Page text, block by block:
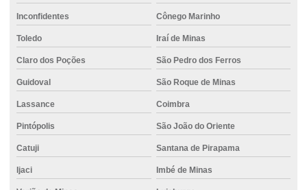
Inconfidentes Cônego Marinho
Toledo Iraí de Minas
Claro dos Poções São Pedro dos Ferros
Guidoval São Roque de Minas
Lassance Coimbra
Pintópolis São João do Oriente
Catuji Santana de Pirapama
Ijaci Imbé de Minas